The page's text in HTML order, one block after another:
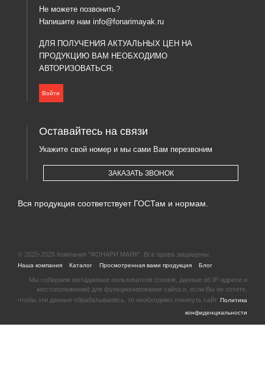
Не можете позвонить?
Напишите нам info@fonarimayak.ru
ДЛЯ ПОЛУЧЕНИЯ АКТУАЛЬНЫХ ЦЕН НА
ПРОДУКЦИЮ ВАМ НЕОБХОДИМО
АВТОРИЗОВАТЬСЯ:
Войти
Оставайтесь на связи
Укажите свой номер и мы сами Вам перезвоним
ЗАКАЗАТЬ ЗВОНОК
Вся продукция соответствует ГОСТам и нормам.
© 2020-2026 Компания "ФОНАРИ МАЯК". Все права защищены.
Наша компания Каталог Просмотренная вами продукция Блог
Мы собираем метаданные пользователя (cookie, данные об IP-адресе и
местоположении) для функционирования сайта и, если Вы не хотите,
чтобы эти данные обрабатывались, то необходимо покинуть сайт. Политика
конфиденциальности